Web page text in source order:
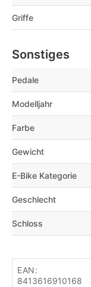
Griffe
Sonstiges
Pedale
Modelljahr
Farbe
Gewicht
E-Bike Kategorie
Geschlecht
Schloss
EAN:
8413616910168